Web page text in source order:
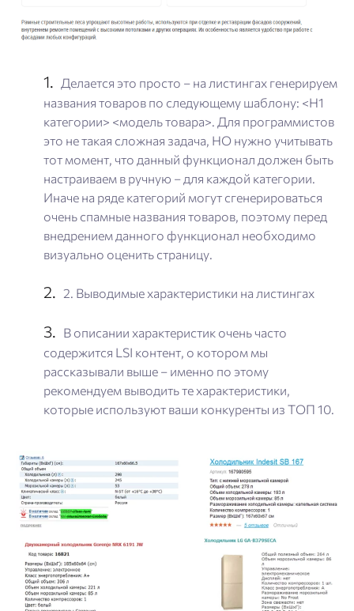
Делается это просто – на листингах генерируем
названия товаров по следующему шаблону: <Н1
категории> <модель товара>. Для программистов
это не такая сложная задача, НО нужно учитывать
тот момент, что данный функционал должен быть
настраиваем в ручную – для каждой категории.
Иначе на ряде категорий могут сгенерироваться
очень спамные названия товаров, поэтому перед
внедрением данного функционал необходимо
визуально оценить страницу.
2. Выводимые характеристики на листингах
В описании характеристик очень часто
содержится LSI контент, о котором мы
рассказывали выше – именно по этому
рекомендуем выводить те характеристики,
которые используют ваши конкуренты из ТОП 10.